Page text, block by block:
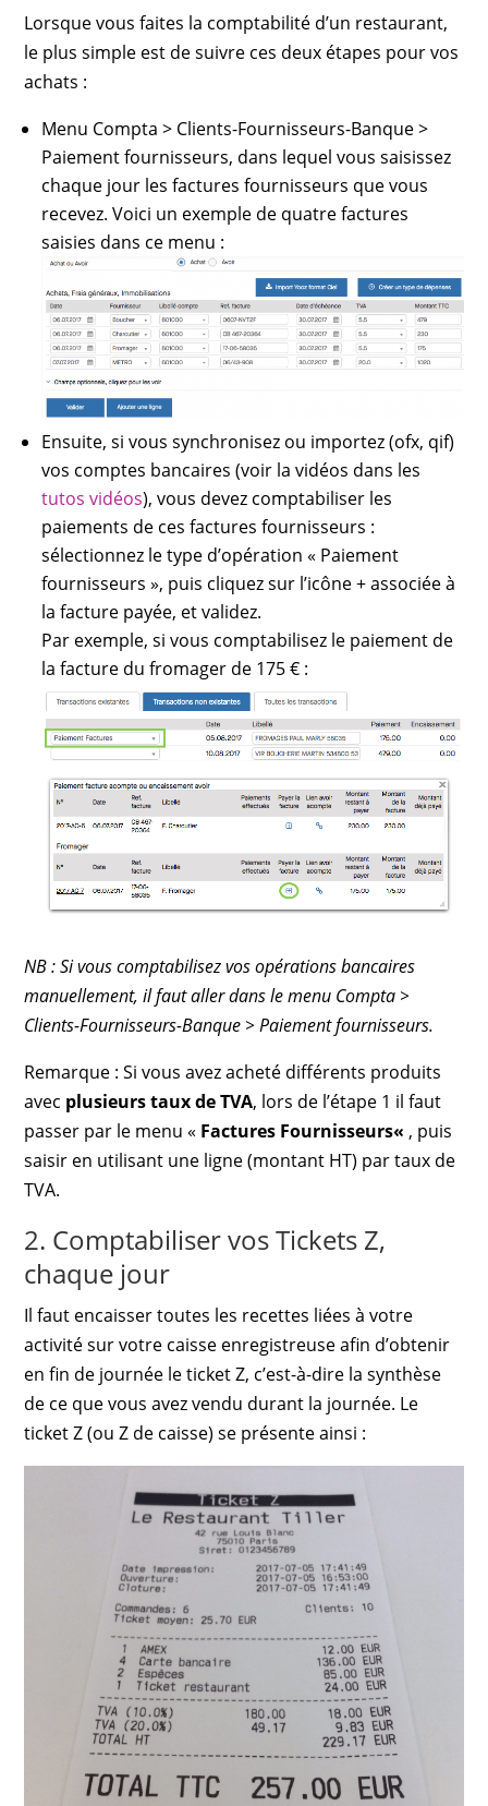
Lorsque vous faites la comptabilité d’un restaurant,
le plus simple est de suivre ces deux étapes pour vos
achats :
Menu Compta > Clients-Fournisseurs-Banque >
Paiement fournisseurs, dans lequel vous saisissez
chaque jour les factures fournisseurs que vous
recevez. Voici un exemple de quatre factures
saisies dans ce menu :
Ensuite, si vous synchronisez ou importez (ofx, qif)
vos comptes bancaires (voir la vidéos dans les
tutos vidéos), vous devez comptabiliser les
paiements de ces factures fournisseurs :
sélectionnez le type d’opération « Paiement
fournisseurs », puis cliquez sur l’icône + associée à
la facture payée, et validez.
Par exemple, si vous comptabilisez le paiement de
la facture du fromager de 175 € :
NB : Si vous comptabilisez vos opérations bancaires
manuellement, il faut aller dans le menu Compta >
Clients-Fournisseurs-Banque > Paiement fournisseurs.
Remarque : Si vous avez acheté différents produits
avec plusieurstaux de TVA, lors de l’étape 1 il faut
passer par le menu « Factures Fournisseurs« , puis
saisir en utilisant une ligne (montant HT) par taux de
TVA.
2. Comptabiliser vos Tickets Z,
chaque jour
Il faut encaisser toutes les recettes liées à votre
activité sur votre caisse enregistreuse afin d’obtenir
en fin de journée le ticket Z, c’est-à-dire la synthèse
de ce que vous avez vendu durant la journée. Le
ticket Z (ou Z de caisse) se présente ainsi :